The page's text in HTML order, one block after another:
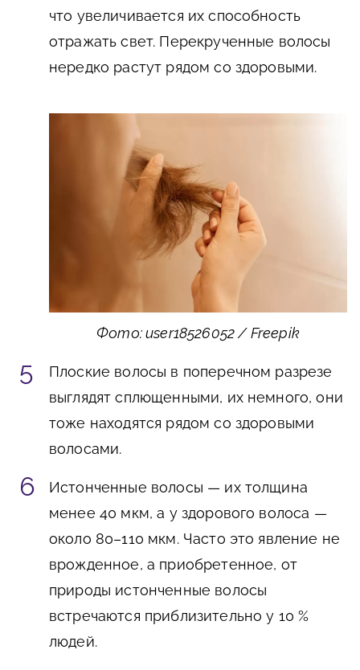
что увеличивается их способность
отражать свет. Перекрученные волосы
нередко растут рядом со здоровыми.
Фото: user18526052 / Freepik
Плоские волосы в поперечном разрезе
выглядят сплющенными, их немного, они
тоже находятся рядом со здоровыми
волосами.
Истонченные волосы — их толщина
менее 40 мкм, а у здорового волоса —
около 80–110 мкм. Часто это явление не
врожденное, а приобретенное, от
природы истонченные волосы
встречаются приблизительно у 10 %
людей.